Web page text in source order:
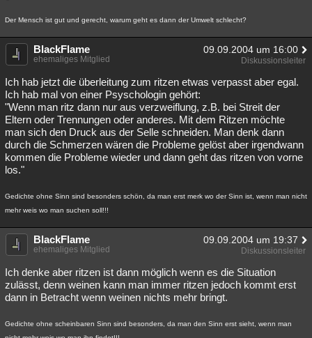
Der Mensch ist gut und gerecht, warum geht es dann der Umwelt schlecht?
BlackFlame 09.09.2004 um 16:00
ehemaliges Mitglied Diskussionsleiter
Ich hab jetzt die überleitung zum ritzen etwas verpasst aber egal.
Ich hab mal von einer Psyschologin gehört:
"Wenn man ritz dann nur aus verzweiflung, z.B. bei Streit der
Eltern oder Trennungen oder anderes. Mit dem Ritzen möchte
man sich den Druck aus der Selle schneiden. Man denk dann
durch die Schmerzen wären die Probleme gelöst aber irgendwann
kommen die Probleme wieder und dann geht das ritzen von vorne
los."
Gedichte ohne Sinn sind besonders schön, da man erst merk wo der Sinn ist, wenn man nicht
mehr weis wo man suchen soll!!!
BlackFlame 09.09.2004 um 19:37
ehemaliges Mitglied Diskussionsleiter
Ich denke aber ritzen ist dann möglich wenn es die Situation
zulässt, denn weinen kann man immer ritzen jedoch kommt erst
dann in Betracht wenn weinen nichts mehr bringt.
Gedichte ohne scheinbaren Sinn sind besonders, da man den Sinn erst sieht, wenn man